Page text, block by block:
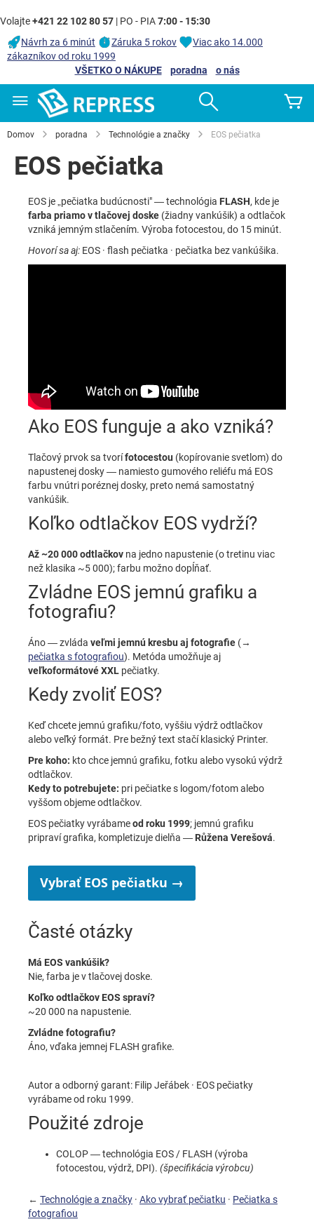
Volajte+421 22 102 80 57 | PO - PIA7:00 - 15:30
Návrh za 6 minút
Záruka 5 rokov
Viac ako 14.000
zákazníkov od roku 1999
VŠETKO O NÁKUPE
poradna
o nás
Domov poradna Technológie a značky EOS pečiatka
EOS pečiatka
EOS je „pečiatka budúcnosti" — technológia FLASH, kde je
farba priamo v tlačovej doske (žiadny vankúšik) a odtlačok
vzniká jemným stlačením. Výroba fotocestou, do 15 minút.
Hovorí sa aj: EOS · flash pečiatka · pečiatka bez vankúšika.
Ako EOS funguje a ako vzniká?
Tlačový prvok sa tvorífotocestou (kopírovanie svetlom) do
napustenej dosky — namiesto gumového reliéfu má EOS
farbu vnútri poréznej dosky, preto nemá samostatný
vankúšik.
Koľko odtlačkov EOS vydrží?
Až ~20 000 odtlačkov na jedno napustenie (o tretinu viac
než klasika ~5 000); farbu možno dopĺňať.
Zvládne EOS jemnú grafiku a
fotografiu?
Áno — zvláda veľmi jemnú kresbu aj fotografie (→
pečiatka s fotografiou). Metóda umožňuje aj
veľkoformátové XXL pečiatky.
Kedy zvoliť EOS?
Keď chcete jemnú grafiku/foto, vyššiu výdrž odtlačkov
alebo veľký formát. Pre bežný text stačí klasický Printer.
Pre koho: kto chce jemnú grafiku, fotku alebo vysokú výdrž
odtlačkov.
Kedy to potrebujete: pri pečiatke s logom/fotom alebo
vyššom objeme odtlačkov.
EOS pečiatky vyrábameod roku 1999; jemnú grafiku
pripraví grafika, kompletizuje dielňa — Růžena Verešová.
Vybrať EOS pečiatku →
Časté otázky
Má EOS vankúšik?
Nie, farba je v tlačovej doske.
Koľko odtlačkov EOS spraví?
~20 000 na napustenie.
Zvládne fotografiu?
Áno, vďaka jemnej FLASH grafike.
Autor a odborný garant: Filip Jeřábek · EOS pečiatky
vyrábame od roku 1999.
Použité zdroje
COLOP — technológia EOS / FLASH (výroba
fotocestou, výdrž, DPI). (špecifikácia výrobcu)
← Technológie a značky · Ako vybrať pečiatku · Pečiatka s
fotografiou